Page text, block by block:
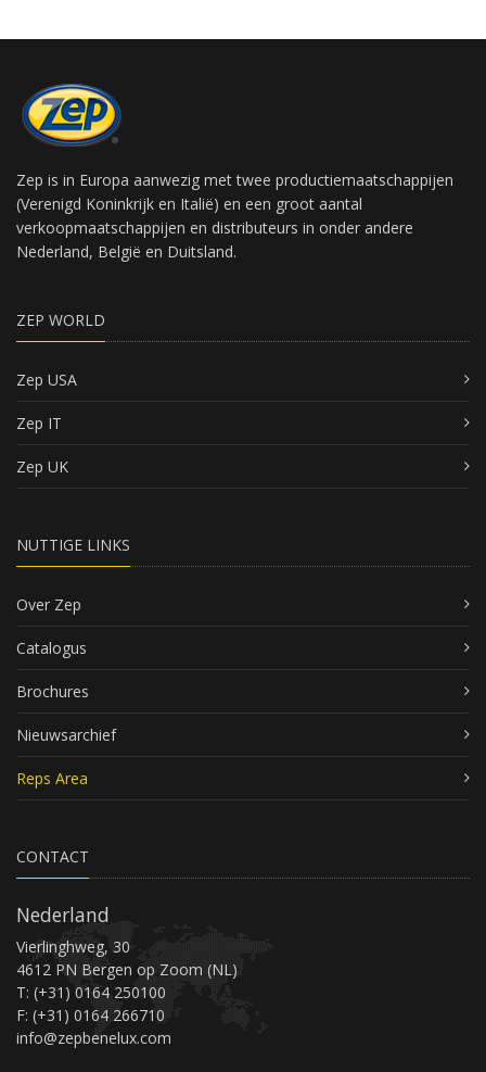
Zep is in Europa aanwezig met twee productiemaatschappijen
(Verenigd Koninkrijk en Italië) en een groot aantal
verkoopmaatschappijen en distributeurs in onder andere
Nederland, België en Duitsland.
ZEP WORLD
Zep USA
Zep IT
Zep UK
NUTTIGE LINKS
Over Zep
Catalogus
Brochures
Nieuwsarchief
Reps Area
CONTACT
Nederland
Vierlinghweg, 30
4612 PN Bergen op Zoom (NL)
T: (+31) 0164 250100
F: (+31) 0164 266710
info@zepbenelux.com